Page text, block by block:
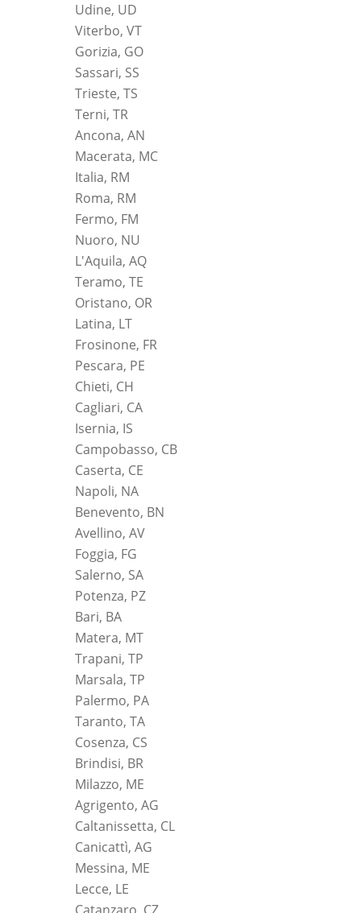
Udine, UD
Viterbo, VT
Gorizia, GO
Sassari, SS
Trieste, TS
Terni, TR
Ancona, AN
Macerata, MC
Italia, RM
Roma, RM
Fermo, FM
Nuoro, NU
L'Aquila, AQ
Teramo, TE
Oristano, OR
Latina, LT
Frosinone, FR
Pescara, PE
Chieti, CH
Cagliari, CA
Isernia, IS
Campobasso, CB
Caserta, CE
Napoli, NA
Benevento, BN
Avellino, AV
Foggia, FG
Salerno, SA
Potenza, PZ
Bari, BA
Matera, MT
Trapani, TP
Marsala, TP
Palermo, PA
Taranto, TA
Cosenza, CS
Brindisi, BR
Milazzo, ME
Agrigento, AG
Caltanissetta, CL
Canicattì, AG
Messina, ME
Lecce, LE